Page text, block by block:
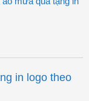
in logo theo